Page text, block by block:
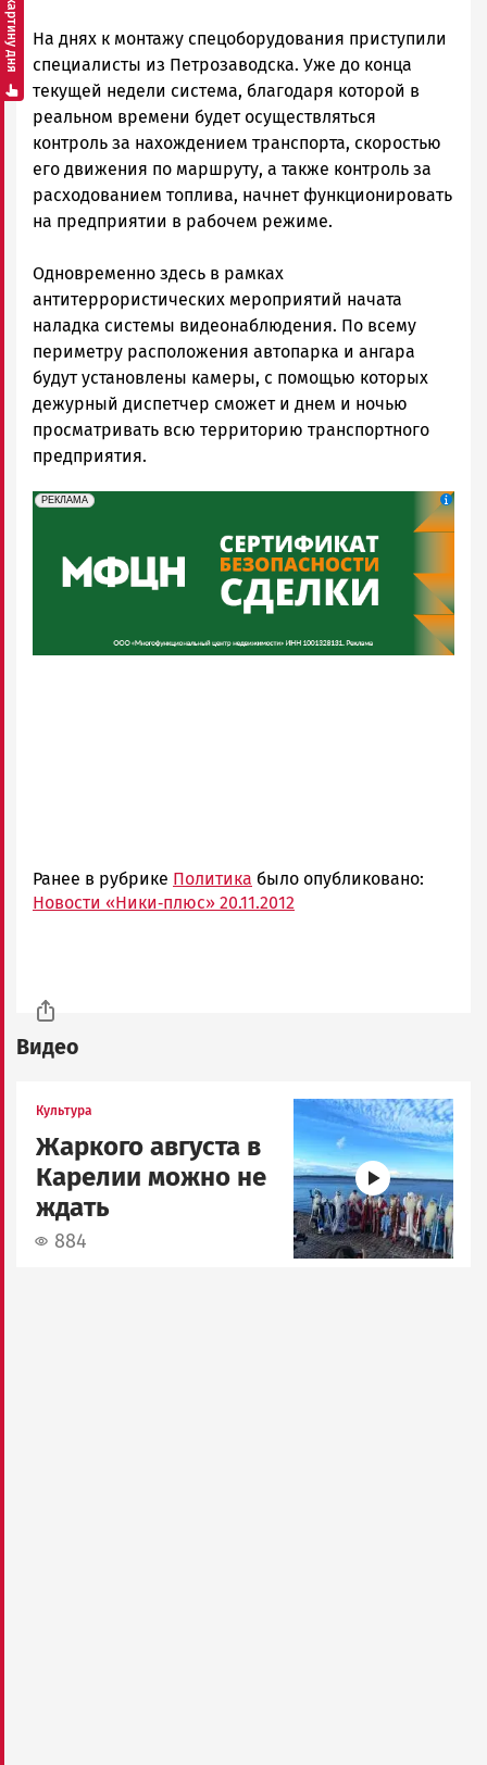
На днях к монтажу спецоборудования приступили
специалисты из Петрозаводска. Уже до конца
текущей недели система, благодаря которой в
реальном времени будет осуществляться
контроль за нахождением транспорта, скоростью
его движения по маршруту, а также контроль за
расходованием топлива, начнет функционировать
на предприятии в рабочем режиме.
Одновременно здесь в рамках
антитеррористических мероприятий начата
наладка системы видеонаблюдения. По всему
периметру расположения автопарка и ангара
будут установлены камеры, с помощью которых
дежурный диспетчер сможет и днем и ночью
просматривать всю территорию транспортного
предприятия.
erid: 2SDnjeH4Mf4
РЕКЛАМА
Реклама
Ранее в рубрике Политика было опубликовано:
Новости «Ники‑плюс» 20.11.2012
Видео
Культура
Жаркого августа в
Карелии можно не
ждать
884
Image